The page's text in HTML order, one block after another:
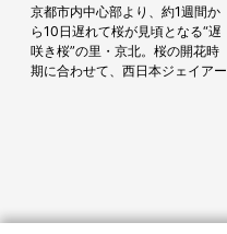
京都市内中心部より、約1週間か
ら10日遅れて桜が見頃となる“遅
咲き桜”の里・京北。桜の開花時
期に合わせて、西日本ジェイアー